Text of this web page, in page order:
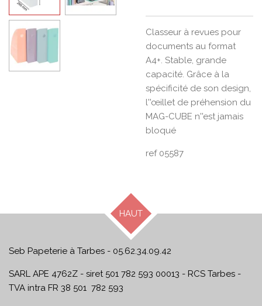
Classeur à revues pour
documents au format
A4+. Stable, grande
capacité. Grâce à la
spécificité de son design,
l''œillet de préhension du
MAG-CUBE n''est jamais
bloqué
ref 05587
HAUT
Seb Papeterie à Tarbes - 05.62.34.09.42
SARL APE 4762Z - siret 501 782 593 00013 - RCS Tarbes -
TVA intra FR 38 501 782 593